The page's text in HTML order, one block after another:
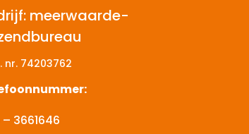
meerwaarde-
nr.74203762
3661646